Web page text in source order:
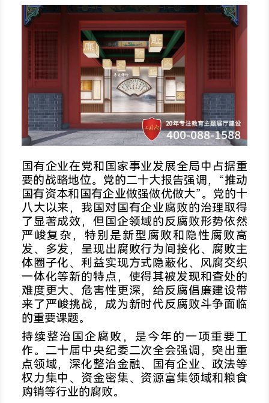
国有企业在党和国家事业发展全局中占据重
要的战略地位。党的二十大报告强调，“推动
国有资本和国有企业做强做优做大”。党的十
八大以来，我国对国有企业腐败的治理取得
了显著成效，但国企领域的反腐败形势依然
严峻复杂，特别是新型腐败和隐性腐败高
发、多发，呈现出腐败行为间接化、腐败主
体圈子化、利益实现方式隐蔽化、风腐交织
一体化等新的特点，使得其被发现和查处的
难度更大、危害性更深，给反腐倡廉建设带
来了严峻挑战，成为新时代反腐败斗争面临
的重要课题。
持续整治国企腐败，是今年的一项重要工
作。二十届中央纪委二次全会强调，突出重
点领域，深化整治金融、国有企业、政法等
权力集中、资金密集、资源富集领域和粮食
购销等行业的腐败。